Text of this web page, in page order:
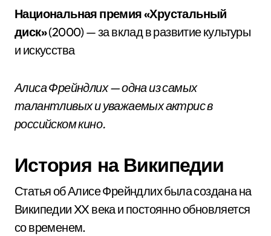
Национальная премия «Хрустальный
диск»(2000) — за вклад в развитие культуры
и искусства
Алиса Фрейндлих — одна из самых
талантливых и уважаемых актрис в
российском кино.
История на Википедии
Статья об Алисе Фрейндлих была создана на
Википедии XX века и постоянно обновляется
со временем.